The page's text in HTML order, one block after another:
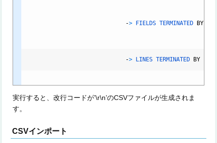
-> FIELDS TERMINATED BY
-> LINES TERMINATED BY
実行すると、改行コードが’\r\n’のCSVファイルが生成されま
す。
CSVインポート